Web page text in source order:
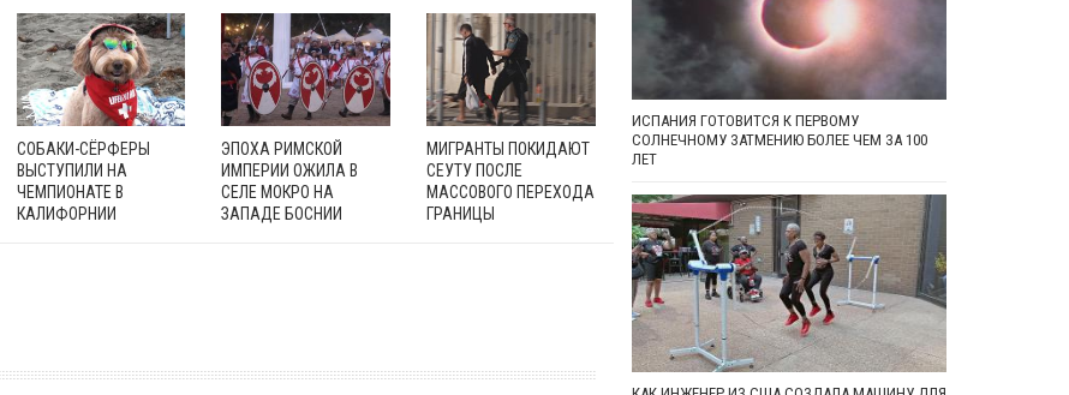
СОБАКИ-СЁРФЕРЫ
ВЫСТУПИЛИ НА
ЧЕМПИОНАТЕ В
КАЛИФОРНИИ
ЭПОХА РИМСКОЙ
ИМПЕРИИ ОЖИЛА В
СЕЛЕ МОКРО НА
ЗАПАДЕ БОСНИИ
МИГРАНТЫ ПОКИДАЮТ
СЕУТУ ПОСЛЕ
МАССОВОГО ПЕРЕХОДА
ГРАНИЦЫ
ИСПАНИЯ ГОТОВИТСЯ К ПЕРВОМУ
СОЛНЕЧНОМУ ЗАТМЕНИЮ БОЛЕЕ ЧЕМ ЗА 100
ЛЕТ